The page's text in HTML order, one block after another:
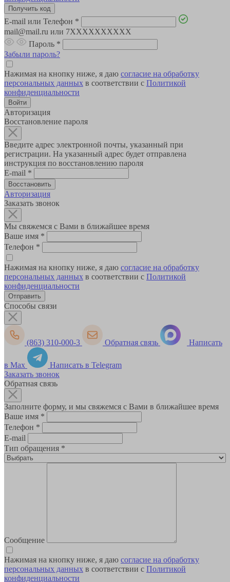
E-mail или Телефон *
mail@mail.ru или 7XXXXXXXXXX
Пароль *
Забыли пароль?
Нажимая на кнопку ниже, я даю согласие на обработку
персональных данных в соответствии с Политикой
конфиденциальности
Авторизация
Восстановление пароля
Введите адрес электронной почты, указанный при
регистрации. На указанный адрес будет отправлена
инструкция по восстановлению пароля
E-mail *
Авторизация
Заказать звонок
Мы свяжемся с Вами в ближайшее время
Ваше имя *
Телефон *
Нажимая на кнопку ниже, я даю согласие на обработку
персональных данных в соответствии с Политикой
конфиденциальности
Способы связи
(863) 310-000-3 Обратная связь Написать
в Max
Написать в Telegram
Заказать звонок
Обратная связь
Заполните форму, и мы свяжемся с Вами в ближайшее время
Ваше имя *
Телефон *
E-mail
Тип обращения *
Сообщение
Нажимая на кнопку ниже, я даю согласие на обработку
персональных данных в соответствии с Политикой
конфиденциальности